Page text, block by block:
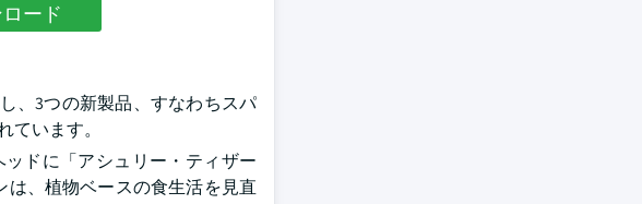
ード
、3つの新製品、すなわちスパ
います。
ドに「アシュリー・ティザー
、植物ベースの食生活を見直